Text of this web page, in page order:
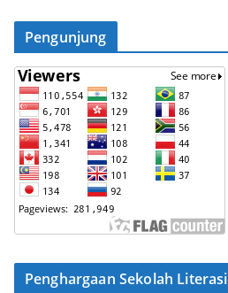
Pengunjung
Penghargaan Sekolah Literasi